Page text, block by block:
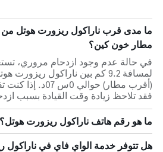
ما مدى قرب ناراكول ريزورت هوتل
مطار خون كين؟
في حالة عدم وجود ازدحام مروري،
لمسافة 9.2 كم بين ناراكول
(أقرب مطار) حوالي
فقد تلاحظ زيادة وقت القيادة بسبب
ما هو رقم هاتف ناراكول ريزورت هوتل؟
هل تتوفر خدمة الواي فاي في ناراكول